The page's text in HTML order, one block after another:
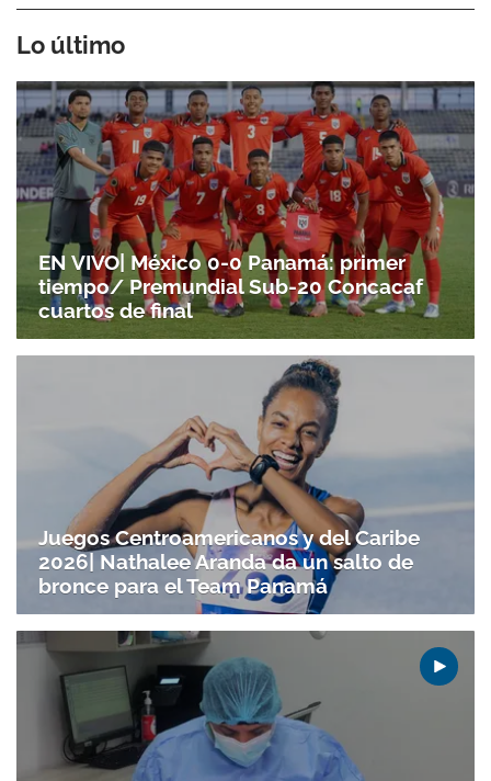
Lo último
EN VIVO| México 0-0 Panamá: primer
tiempo/ Premundial Sub-20 Concacaf
cuartos de final
Juegos Centroamericanos y del Caribe
2026| Nathalee Aranda da un salto de
bronce para el Team Panamá